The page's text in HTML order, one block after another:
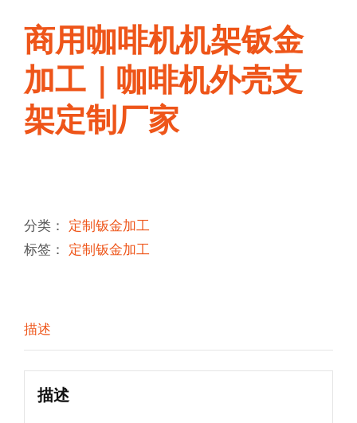
商用咖啡机机架钣金
加工｜咖啡机外壳支
架定制厂家
分类： 定制钣金加工
标签： 定制钣金加工
描述
描述